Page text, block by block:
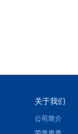
关于我们
公司简介